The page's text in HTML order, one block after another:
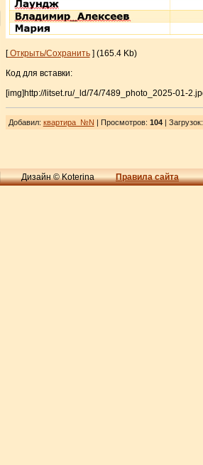
[Открыть/Сохранить] (165.4 Kb)
Код для вставки:
[img]http://litset.ru/_ld/74/7489_photo_2025-01-
Добавил: квартира_№N | Просмотров: 104| Загрузок
Дизайн © Koterina Правила сайта